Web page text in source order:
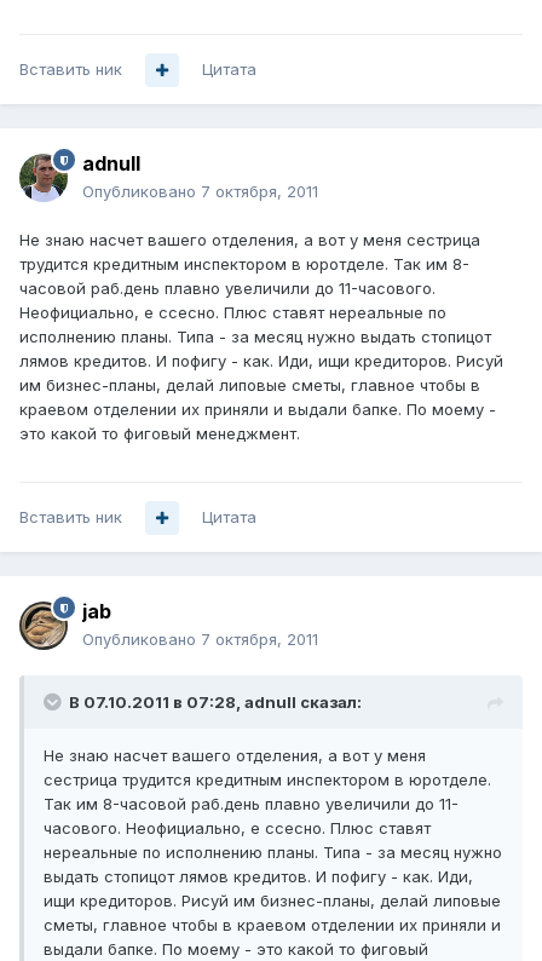
Вставить ник Цитата
adnull
Опубликовано 7 октября, 2011
Не знаю насчет вашего отделения, а вот у меня сестрица
трудится кредитным инспектором в юротделе. Так им 8-
часовой раб.день плавно увеличили до 11-часового.
Неофициально, е ссесно. Плюс ставят нереальные по
исполнению планы. Типа - за месяц нужно выдать стопицот
лямов кредитов. И пофигу - как. Иди, ищи кредиторов. Рисуй
им бизнес-планы, делай липовые сметы, главное чтобы в
краевом отделении их приняли и выдали бапке. По моему -
это какой то фиговый менеджмент.
Вставить ник Цитата
jab
Опубликовано 7 октября, 2011
В 07.10.2011 в 07:28, adnull сказал:
Не знаю насчет вашего отделения, а вот у меня
сестрица трудится кредитным инспектором в юротделе.
Так им 8-часовой раб.день плавно увеличили до 11-
часового. Неофициально, е ссесно. Плюс ставят
нереальные по исполнению планы. Типа - за месяц нужно
выдать стопицот лямов кредитов. И пофигу - как. Иди,
ищи кредиторов. Рисуй им бизнес-планы, делай липовые
сметы, главное чтобы в краевом отделении их приняли и
выдали бапке. По моему - это какой то фиговый